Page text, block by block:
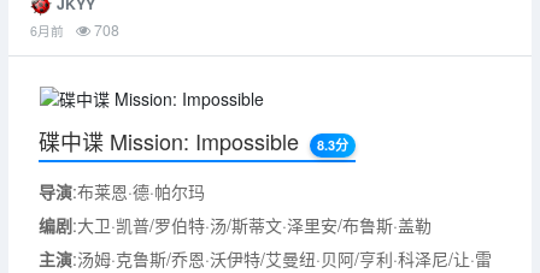
6月前 708
碟中谍 Mission: Impossible 8.3分
导演:布莱恩·德·帕尔玛
编剧:大卫·凯普/罗伯特·汤/斯蒂文·泽里安/布鲁斯·盖勒
主演:汤姆·克鲁斯/乔恩·沃伊特/艾曼纽·贝阿/亨利·科泽尼/让·雷